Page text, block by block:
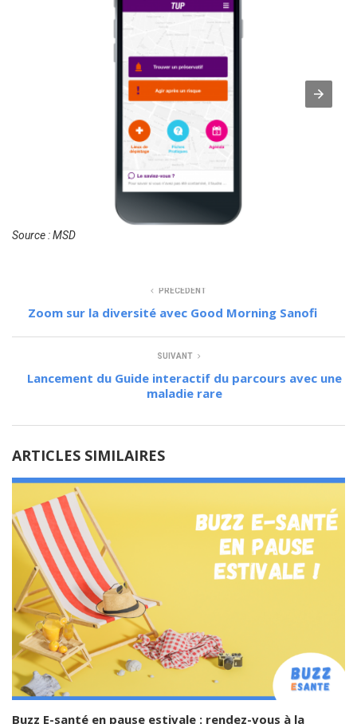
Source : MSD
PRÉCÉDENT
Zoom sur la diversité avec Good Morning Sanofi
SUIVANT
Lancement du Guide interactif du parcours avec une
maladie rare
ARTICLES SIMILAIRES
Buzz E-santé en pause estivale : rendez-vous à la